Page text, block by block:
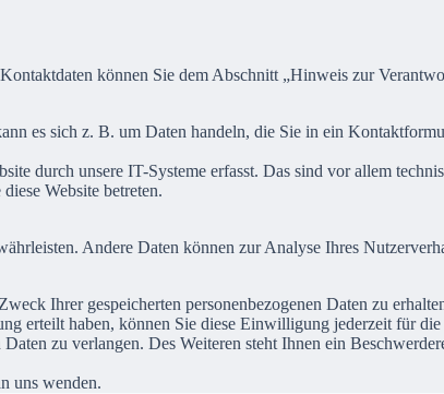
können Sie dem Abschnitt „Hinweis zur
es sich z. B. um Daten handeln, die Sie in ein
durch unsere IT-Systeme erfasst. Das sind vor allem
Website betreten.
Andere Daten können zur Analyse Ihres
Ihrer gespeicherten personenbezogenen Daten zu
erteilt haben, können Sie diese Einwilligung jederzeit für
zu verlangen. Des Weiteren steht Ihnen ein
uns wenden.